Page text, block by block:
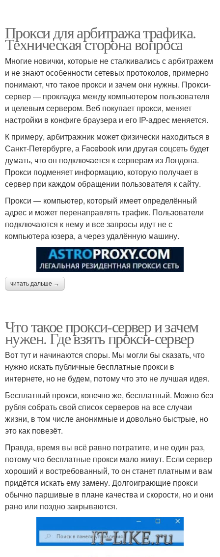
Прокси для арбитража трафика.
Техническая сторона вопроса
Многие новички, которые не сталкивались с арбитражем
и не знают особенности сетевых протоколов, примерно
понимают, что такое прокси и зачем они нужны. Прокси-
сервер — прокладка между компьютером пользователя
и целевым сервером. Веб покупает прокси, меняет
настройки в конфиге браузера и его IP-адрес меняется.
К примеру, арбитражник может физически находиться в
Санкт-Петербурге, а Facebook или другая соцсеть будет
думать, что он подключается к серверам из Лондона.
Прокси подменяет информацию, которую получает в
сервер при каждом обращении пользователя к сайту.
Прокси — компьютер, который имеет определённый
адрес и может перенаправлять трафик. Пользователи
подключаются к нему и все запросы идут не с
компьютера юзера, а через удалённую машину.
читать дальше →
Что такое прокси-сервер и зачем
нужен. Где взять прокси-сервер
Вот тут и начинаются споры. Мы могли бы сказать, что
нужно искать публичные бесплатные прокси в
интернете, но не будем, потому что это не лучшая идея.
Бесплатный прокси, конечно же, бесплатный. Можно без
рубля собрать свой список серверов на все случаи
жизни, в том числе анонимные и довольно быстрые, но
это как повезёт.
Правда, время вы всё равно потратите, и не один раз,
потому что бесплатные прокси мало живут. Если сервер
хороший и востребованный, то он станет платным и вам
придётся искать ему замену. Долгоиграющие прокси
обычно паршивые в плане качества и скорости, но и они
рано или поздно закрываются.